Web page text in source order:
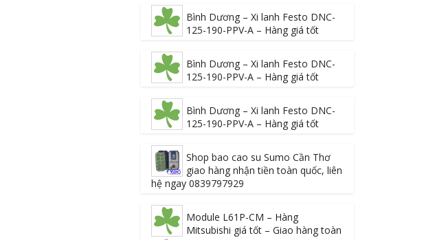
Bình Dương – Xi lanh Festo DNC-
125-190-PPV-A – Hàng giá tốt
Bình Dương – Xi lanh Festo DNC-
125-190-PPV-A – Hàng giá tốt
Bình Dương – Xi lanh Festo DNC-
125-190-PPV-A – Hàng giá tốt
Shop bao cao su Sumo Cần Thơ
giao hàng nhận tiền toàn quốc, liên
hệ ngay 0839797929
Module L61P-CM – Hàng
Mitsubishi giá tốt – Giao hàng toàn